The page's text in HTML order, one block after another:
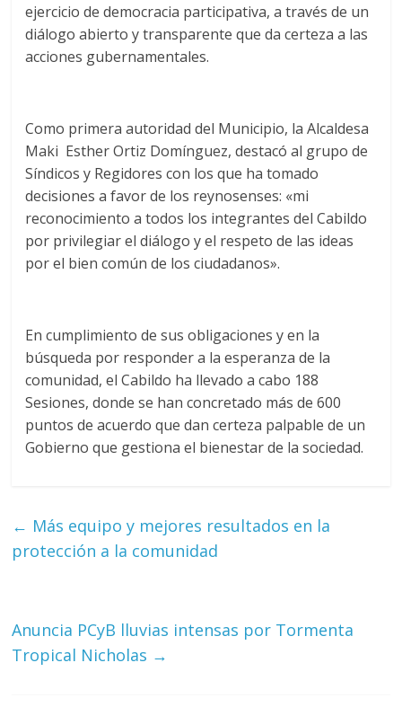
ejercicio de democracia participativa, a través de un
diálogo abierto y transparente que da certeza a las
acciones gubernamentales.
Como primera autoridad del Municipio, la Alcaldesa
Maki Esther Ortiz Domínguez, destacó al grupo de
Síndicos y Regidores con los que ha tomado
decisiones a favor de los reynosenses: «mi
reconocimiento a todos los integrantes del Cabildo
por privilegiar el diálogo y el respeto de las ideas
por el bien común de los ciudadanos».
En cumplimiento de sus obligaciones y en la
búsqueda por responder a la esperanza de la
comunidad, el Cabildo ha llevado a cabo 188
Sesiones, donde se han concretado más de 600
puntos de acuerdo que dan certeza palpable de un
Gobierno que gestiona el bienestar de la sociedad.
← Más equipo y mejores resultados en la
protección a la comunidad
Anuncia PCyB lluvias intensas por Tormenta
Tropical Nicholas →